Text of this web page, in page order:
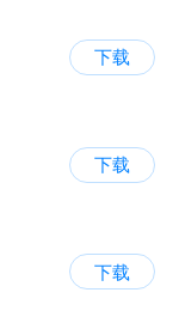
下载
下载
下载